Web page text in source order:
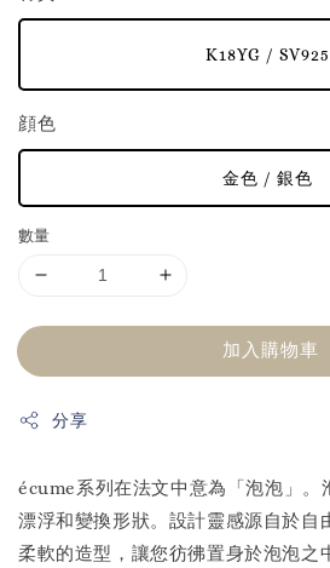
K18YG / SV925
顔色
金色 / 銀色
數量
加入購物車
分享
écume系列在法文中意為「泡泡」。
漂浮和變換形狀。設計靈感源自於自
柔軟的造型，讓您彷彿置身於泡泡之